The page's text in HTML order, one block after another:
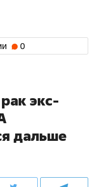
0
экс-
дальше